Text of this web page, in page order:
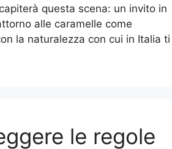
questa scena: un invito in
alle caramelle come
la naturalezza con cui in Italia ti
le regole